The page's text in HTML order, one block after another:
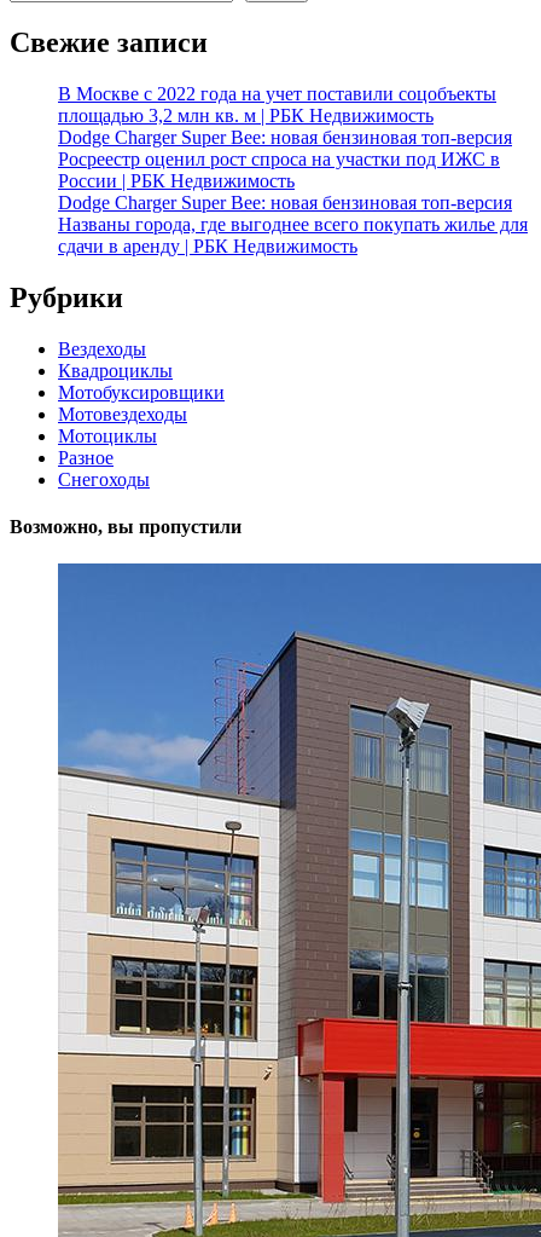
Свежие записи
В Москве с 2022 года на учет поставили соцобъекты
площадью 3,2 млн кв. м | РБК Недвижимость
Dodge Charger Super Bee: новая бензиновая топ-версия
Росреестр оценил рост спроса на участки под ИЖС в
России | РБК Недвижимость
Dodge Charger Super Bee: новая бензиновая топ-версия
Названы города, где выгоднее всего покупать жилье для
сдачи в аренду | РБК Недвижимость
Рубрики
Вездеходы
Квадроциклы
Мотобуксировщики
Мотовездеходы
Мотоциклы
Разное
Снегоходы
Возможно, вы пропустили